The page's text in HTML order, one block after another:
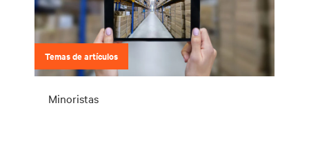
Temas de artículos
Minoristas